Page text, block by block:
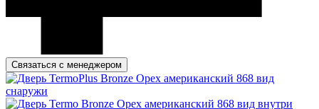
Связаться с менеджером